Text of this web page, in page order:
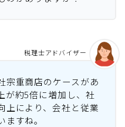
宗重商店のケースがあ
が約5倍に増加し、社
上により、会社と従業
すね。
税理士アドバイザー